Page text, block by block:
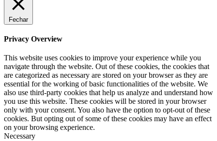
Fechar
Privacy Overview
This website uses cookies to improve your experience while you
navigate through the website. Out of these cookies, the cookies that
are categorized as necessary are stored on your browser as they are
essential for the working of basic functionalities of the website. We
also use third-party cookies that help us analyze and understand how
you use this website. These cookies will be stored in your browser
only with your consent. You also have the option to opt-out of these
cookies. But opting out of some of these cookies may have an effect
on your browsing experience.
Necessary